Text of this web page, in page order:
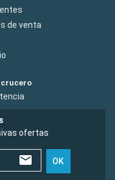
de venta
ofertas
OK